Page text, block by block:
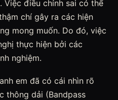
Việc điều chỉnh sai có thể
chí gây ra các hiện
mong muốn. Do đó, việc
thực hiện bởi các
nghiệm.
em đã có cái nhìn rõ
thông dải (Bandpass